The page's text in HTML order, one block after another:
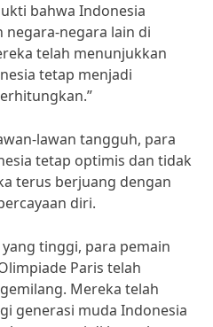
bahwa Indonesia
negara lain di
telah menunjukkan
tetap menjadi
lawan tangguh, para
tetap optimis dan tidak
terus berjuang dengan
diri.
tinggi, para pemain
Paris telah
Mereka telah
generasi muda Indonesia